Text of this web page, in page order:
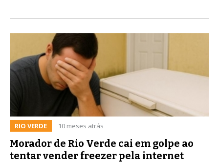
RIO VERDE 10 meses atrás
Morador de Rio Verde cai em golpe ao
tentar vender freezer pela internet